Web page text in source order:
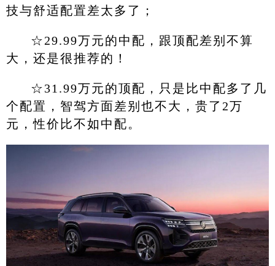
技与舒适配置差太多了；
☆29.99万元的中配，跟顶配差别不算
大，还是很推荐的！
☆31.99万元的顶配，只是比中配多了几
个配置，智驾方面差别也不大，贵了2万
元，性价比不如中配。